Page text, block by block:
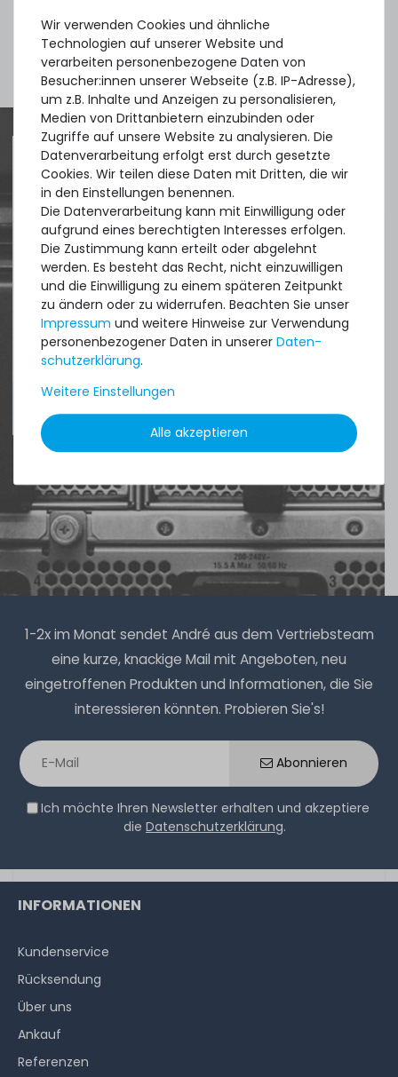
Mehr Zubehör anzeigen
Quick shipment for heavy-weigth servers
an perfect state of the machines. Also
great paying options and Euro VAT
managing.
DAVID G.
ausTres Cantos
5.00aus
1-2x im Monat sendet André aus dem Vertriebsteam
eine kurze, knackige Mail mit Angeboten, neu
eingetroffenen Produkten und Informationen, die Sie
interessieren könnten. Probieren Sie's!
Abonnieren
Ich möchte Ihren Newsletter erhalten und akzeptiere
die Datenschutzerklärung.
Wir verwenden Cookies und ähnliche
Technologien auf unserer Website und
verarbeiten personenbezogene Daten von
Besucher:innen unserer Webseite (z.B. IP-Adresse),
um z.B. Inhalte und Anzeigen zu personalisieren,
Medien von Drittanbietern einzubinden oder
Zugriffe auf unsere Website zu analysieren. Die
Datenverarbeitung erfolgt erst durch gesetzte
Cookies. Wir teilen diese Daten mit Dritten, die wir
in den Einstellungen benennen.
Die Datenverarbeitung kann mit Einwilligung oder
aufgrund eines berechtigten Interesses erfolgen.
Die Zustimmung kann erteilt oder abgelehnt
werden. Es besteht das Recht, nicht einzuwilligen
und die Einwilligung zu einem späteren Zeitpunkt
zu ändern oder zu widerrufen. Beachten Sie unser
Impressum und weitere Hinweise zur Verwendung
personenbezogener Daten in unserer Daten­
schutz­erklärung.
Weitere Einstellungen
Alle akzeptieren
INFORMATIONEN
Kundenservice
Rücksendung
Über uns
Ankauf
Referenzen